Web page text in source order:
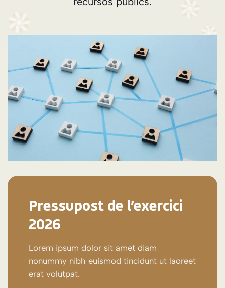
Pressupost de l’exercici
2026
Lorem ipsum dolor sit amet diam
nonummy nibh euismod tincidunt ut laoreet
erat volutpat.